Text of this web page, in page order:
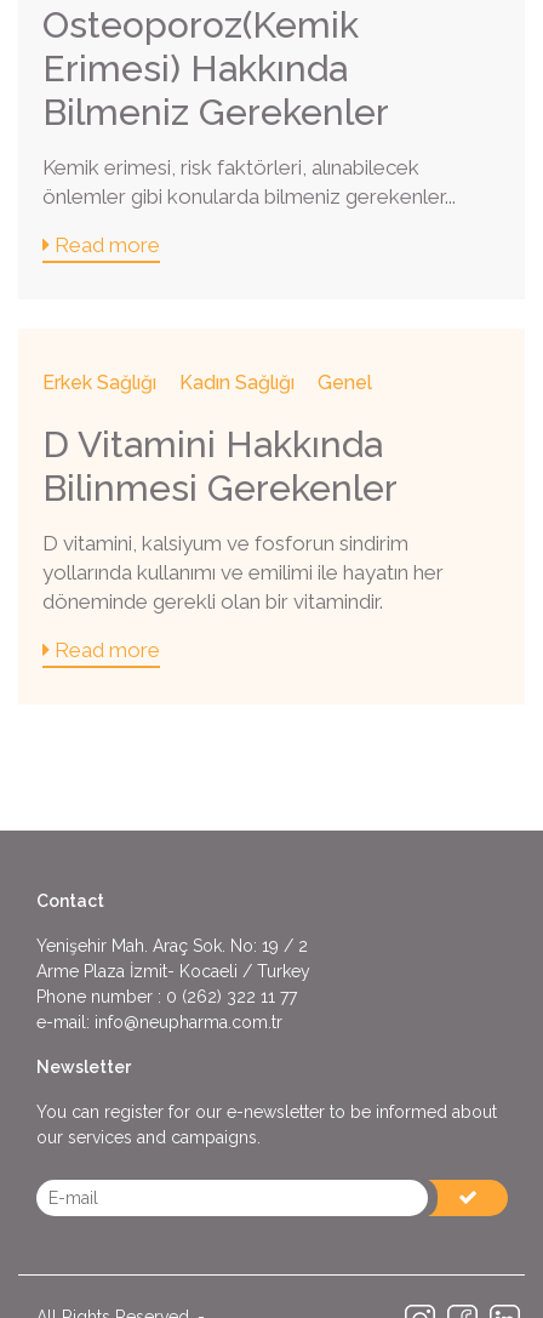
Osteoporoz(Kemik
Erimesi) Hakkında
Bilmeniz Gerekenler
Kemik erimesi, risk faktörleri, alınabilecek
önlemler gibi konularda bilmeniz gerekenler...
Read more
Erkek Sağlığı Kadın Sağlığı Genel
D Vitamini Hakkında
Bilinmesi Gerekenler
D vitamini, kalsiyum ve fosforun sindirim
yollarında kullanımı ve emilimi ile hayatın her
döneminde gerekli olan bir vitamindir.
Read more
Contact
Yenişehir Mah. Araç Sok. No: 19 / 2
Arme Plaza İzmit- Kocaeli / Turkey
Phone number : 0 (262) 322 11 77
e-mail: info@neupharma.com.tr
Newsletter
You can register for our e-newsletter to be informed about
our services and campaigns.